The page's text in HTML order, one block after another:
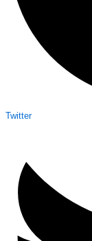
Twitter